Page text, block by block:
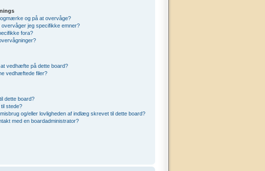
og på at overvåge?
jeg specifikke emner?
fora?
vedhæfte på dette board?
vedhæftede filer?
dette board?
stede?
og/eller lovligheden af indlæg skrevet til dette board?
med en boardadministrator?